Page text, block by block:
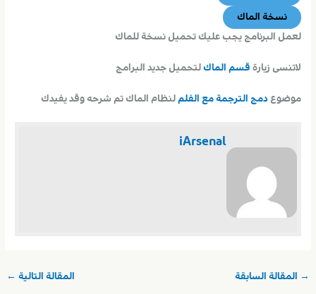
نسخة الماك
لعمل البرنامج يجب عليك تحميل نسخة للماك
لاتنسى زيارة قسم الماك لتحميل جديد البرامج
موضوع دمج الترجمة مع الفلم لنظام الماك تم شرحه وقد يفيدك
iArsenal
→ المقالة السابقة المقالة التالية ←